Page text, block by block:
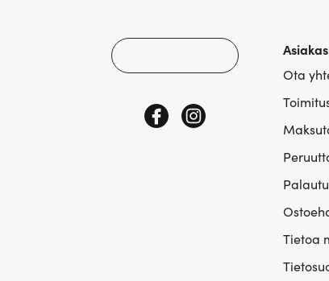
Ota
Tietoa